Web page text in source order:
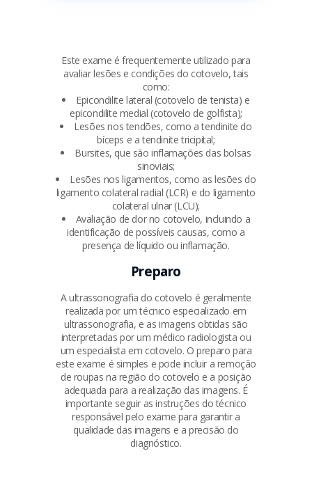
Este exame é frequentemente utilizado para
avaliar lesões e condições do cotovelo, tais
como:
Epicondilite lateral (cotovelo de tenista) e
epicondilite medial (cotovelo de golfista);
Lesões nos tendões, como a tendinite do
bíceps e a tendinite tricipital;
Bursites, que são inflamações das bolsas
sinoviais;
Lesões nos ligamentos, como as lesões do
ligamento colateral radial (LCR) e do ligamento
colateral ulnar (LCU);
Avaliação de dor no cotovelo, incluindo a
identificação de possíveis causas, como a
presença de líquido ou inflamação.
Preparo
A ultrassonografia do cotovelo é geralmente
realizada por um técnico especializado em
ultrassonografia, e as imagens obtidas são
interpretadas por um médico radiologista ou
um especialista em cotovelo. O preparo para
este exame é simples e pode incluir a remoção
de roupas na região do cotovelo e a posição
adequada para a realização das imagens. É
importante seguir as instruções do técnico
responsável pelo exame para garantir a
qualidade das imagens e a precisão do
diagnóstico.